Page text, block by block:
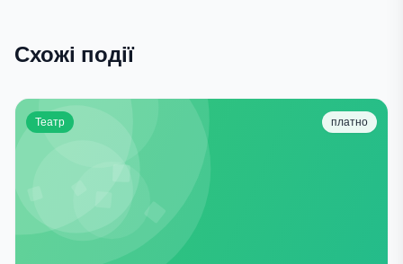
Схожі події
Театр платно